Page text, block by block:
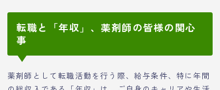
転職と「年収」、薬剤師の皆様の関心
事
薬剤師として転職活動を行う際、給与条件、特に年間